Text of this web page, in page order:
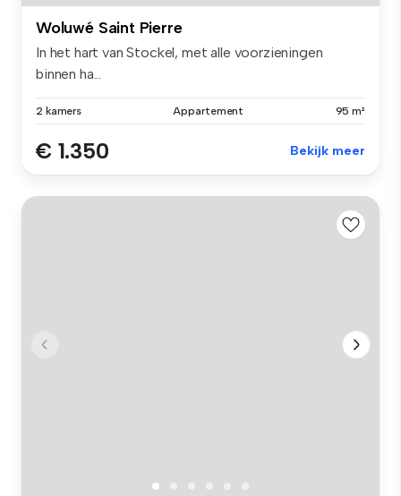
Woluwé Saint Pierre
In het hart van Stockel, met alle voorzieningen
binnen ha...
2 kamers Appartement 95 m²
€ 1.350 Bekijk meer